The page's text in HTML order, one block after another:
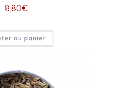
8,80€
au panier